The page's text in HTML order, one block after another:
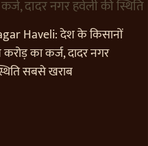
Haveli: देश के किसानों
का कर्ज, दादर नगर
सबसे खराब